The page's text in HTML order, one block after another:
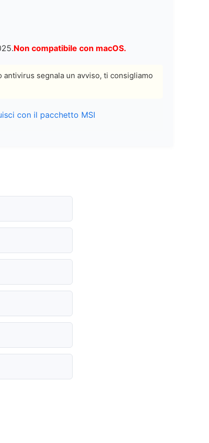
Non compatibile con macOS.
segnala un avviso, ti consigliamo
con il pacchetto MSI